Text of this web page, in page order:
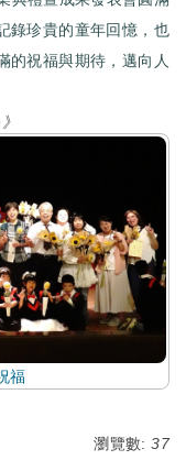
錄珍貴的童年回憶，也
的祝福與期待，邁向人
福
瀏覽數: 37